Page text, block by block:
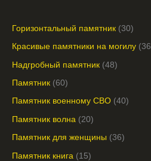
Горизонтальный памятник 30
Красивые памятники на могилу 36
Надгробный памятник 48
Памятник 60
Памятник военному СВО 40
Памятник волна 20
Памятник для женщины 36
Памятник книга 15